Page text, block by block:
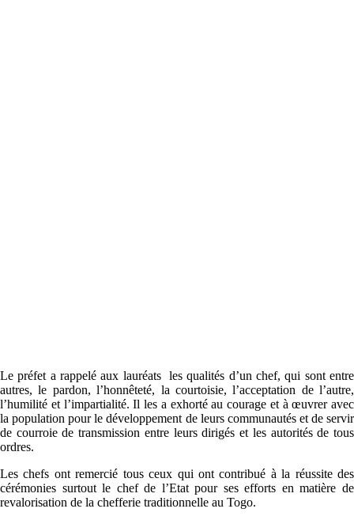
Le préfet a rappelé aux lauréats les qualités d’un chef, qui sont entre
autres, le pardon, l’honnêteté, la courtoisie, l’acceptation de l’autre,
l’humilité et l’impartialité. Il les a exhorté au courage et à œuvrer avec
la population pour le développement de leurs communautés et de servir
de courroie de transmission entre leurs dirigés et les autorités de tous
ordres.
Les chefs ont remercié tous ceux qui ont contribué à la réussite des
cérémonies surtout le chef de l’Etat pour ses efforts en matière de
revalorisation de la chefferie traditionnelle au Togo.